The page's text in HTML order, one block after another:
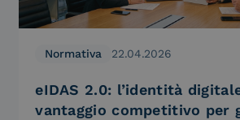
Normativa 22.04.2026
eIDAS 2.0: l’identità
vantaggio competitivo per